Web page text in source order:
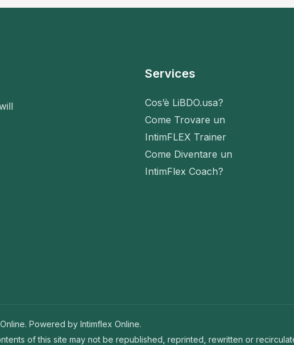
Services
Cos’è LiBDO.usa?
Come Trovare un
IntimFLEX Trainer
Come Diventare un
IntimFlex Coach?
Powered by Intimflex Online.
of this site may not be republished, reprinted, rewritten or